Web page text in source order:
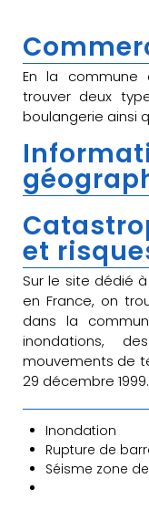
En la commune
trouver deux
boulangerie ainsi
et
Sur le site dédié
en France, on
dans la
inondations,
mouvements de
29 décembre 1999.
Inondation
Rupture de
Séisme zone